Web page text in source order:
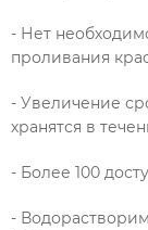
- Нет
проливания
- Увеличение
хранятся в
- Более 100
-